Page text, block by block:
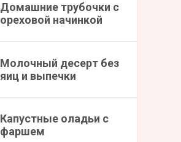
Домашние трубочки с
ореховой начинкой
Молочный десерт без
яиц и выпечки
Капустные оладьи с
фаршем